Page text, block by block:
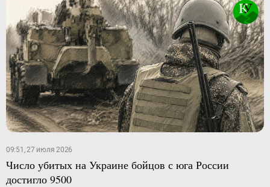
09:51, 27 июля 2026
Число убитых на Украине бойцов с юга России
достигло 9500